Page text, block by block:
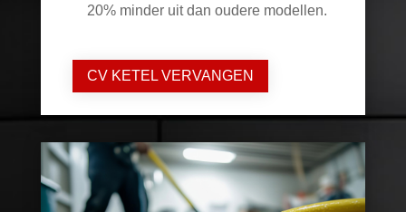
20% minder uit dan oudere modellen.
CV KETEL VERVANGEN